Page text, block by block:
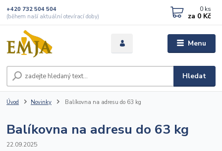
Menu
Hledat
+420 732 504 504
(během naší aktuální otevírací doby)
0 ks
za 0 Kč
Úvod Novinky Balíkovna na adresu do 63 kg
Balíkovna na adresu do 63 kg
22.09.2025